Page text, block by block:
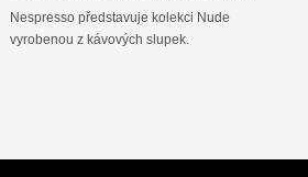
Nespresso představuje kolekci Nude
vyrobenou z kávových slupek.